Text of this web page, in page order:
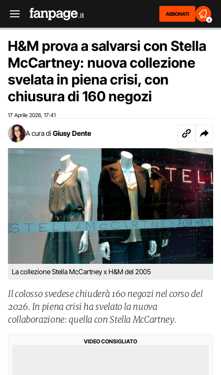
ABBONATI
2
H&M prova a salvarsi con Stella
McCartney: nuova collezione
svelata in piena crisi, con
chiusura di 160 negozi
17 Aprile 2026 17:41
A cura di Giusy Dente
La collezione Stella McCartney x H&M del 2005
Il colosso svedese chiuderà 160 negozi nel corso del
2026. In piena crisi ha svelato la nuova
collaborazione: quella con Stella McCartney.
VIDEO CONSIGLIATO